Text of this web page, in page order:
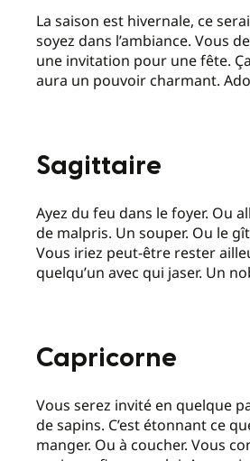
La saison est hivernale, ce
soyez dans l’ambiance. Vous
une invitation pour une fête.
aura un pouvoir charmant.
Sagittaire
Ayez du feu dans le foyer. Ou
de malpris. Un souper. Ou le
Vous iriez peut-être rester
quelqu’un avec qui jaser. Un
Capricorne
Vous serez invité en quelque
de sapins. C’est étonnant ce
manger. Ou à coucher. Vous